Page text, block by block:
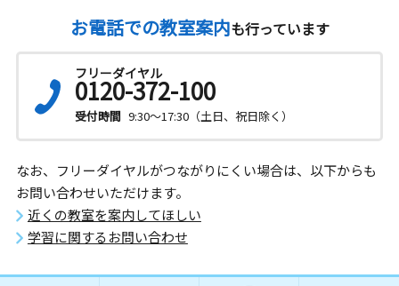
お電話での教室案内も行っています
フリーダイヤル
0120-372-100
受付時間 9:30～17:30（土日、祝日除く）
なお、フリーダイヤルがつながりにくい場合は、以下からも
お問い合わせいただけます。
近くの教室を案内してほしい
学習に関するお問い合わせ